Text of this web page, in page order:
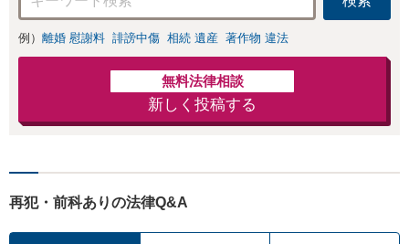
例） 離婚 慰謝料 誹謗中傷 相続 遺産 著作物 違法
無料法律相談
新しく投稿する
再犯・前科ありの法律Q&A